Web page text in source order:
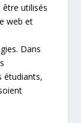
utilisés
web et
Dans
étudiants,